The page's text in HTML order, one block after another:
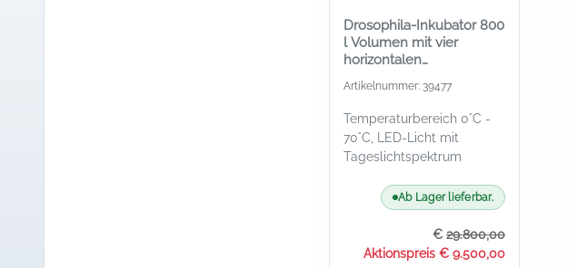
Drosophila-Inkubator 800
l Volumen mit vier
horizontalen
Leuchtfeldern,
Vorführgerät
Artikelnummer: 39477
Temperaturbereich 0°C -
70°C, LED-Licht mit
Tageslichtspektrum
Ab Lager lieferbar.
€ 29.800,00
Aktionspreis € 9.500,00